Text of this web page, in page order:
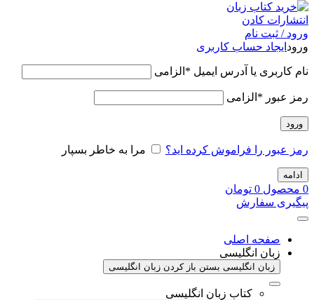
ورود / ثبت نام
ورود ایجاد حساب کاربری
نام کاربری یا آدرس ایمیل * الزامی
رمز عبور * الزامی
ورود
رمز عبور را فراموش کرده اید؟ مرا به خاطر بسپار
ادامه
0 محصول 0 تومان
پیگیری سفارش
صفحه اصلی
زبان انگلیسی
زبان انگلیسی بستن باز کردن زبان انگلیسی
کتاب زبان انگلیسی